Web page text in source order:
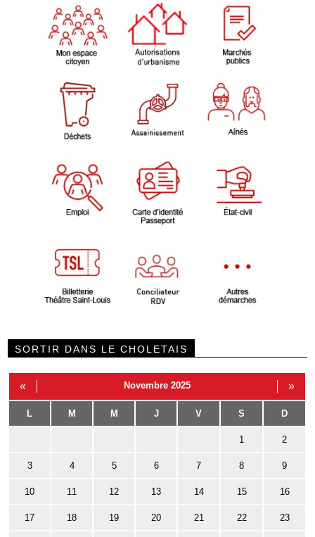
SORTIR DANS LE CHOLETAIS
« Novembre 2025 »
L M M J V S D
1 2
3 4 5 6 7 8 9
10 11 12 13 14 15 16
17 18 19 20 21 22 23